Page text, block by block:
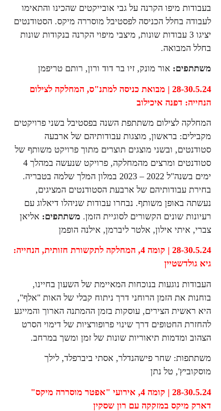
בעבודות מיפו הקרנה על גבי אובייקטים שהכינו והתאימו
לעבודה בחלל הכניסה לפסטיבל מוסררה מיקס. הסטודנטים
יציגו 3 עבודות שונות, מיצבי מיפוי הקרנה בנקודות שונות
בחלל המבואה.
משתתפים: אור מונק, זיו בר דוד ורון, רותם טריפמן
28-30.5.24 | מבואת כניסה למתנ"ס,
המחלקה לצילום
הנחייה: דפנה איכילוב
המחלקה לצילום משתתפת השנה בפסטיבל בשני פרויקטים
מקבילים: בראשון, מוצגות עבודותיהם של ארבעה
סטודנטים, ובשני מוצגים תוצרים מתוך פרויקט משותף של
סטודנטים ומרצים מהמחלקה, פרויקט שנעשה במהלך 4
ימים בשנה"ל 2022 – 2023 במלון המלך שלמה בטבריה.
בחירת עבודותיהם של ארבעת הסטודנטים המציגים,
נעשתה באופן משותף. נבחרו עבודות שניהלו דיאלוג עם
רעיונות שונים הקשורים לסוגיית הזמן. משתתפים: אליאן
צברי, איתי אילון, אלטר ליברמן, אילנה הופמן
28-30.5.24 | קומה 4, המחלקה לתקשורת חזותית, הנחייה:
גיא גולדשטיין
העבודות נוגעות בנוכחות המאיימת של השעון בחיינו,
בוחנות את הזמן הרוחני דרך ניתוח קבלי של האות "אלף",
היא ראשית הצירים, עוסקות בזמן ההמתנה הארוך והמייגע
להחזרת החטופים דרך שינוי פרופורציות של דימוי הסרט
הצהוב ומדמות תיאוריות שונות של זמן ומשך במרחב.
משתתפות: שחר פישהנדלר, אסתי ביברפלד, לילך
מוסקוביץ', טל נתן
28-30.5.24 | קומה 4,
אירועי "אפטר מוסררה מיקס"
דארק מיקס במזקקה עם רון שסקין